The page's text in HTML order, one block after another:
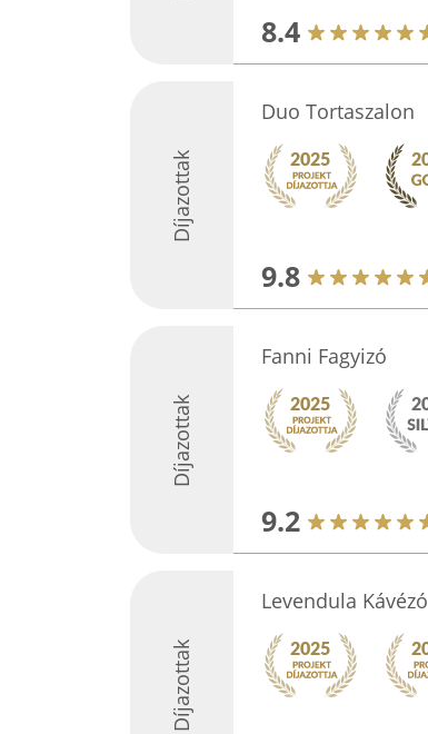
8.4
Díjazottak
Duo Tortaszalon
9.8
Díjazottak
Fanni Fagyizó
9.2
Díjazottak
Levendula Kávézó